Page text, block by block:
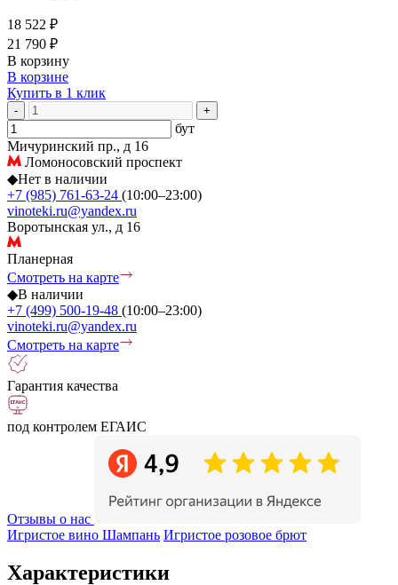
18 522 ₽
21 790 ₽
В корзину
В корзине
Купить в 1 клик
- +
бут
Мичуринский пр., д 16
Ломоносовский проспект
◆Нет в наличии
+7 (985) 761-63-24 (10:00–23:00)
vinoteki.ru@yandex.ru
Воротынская ул., д 16
Планерная
Смотреть на карте
◆В наличии
+7 (499) 500-19-48 (10:00–23:00)
vinoteki.ru@yandex.ru
Смотреть на карте
Гарантия качества
под контролем ЕГАИС
Отзывы о нас
Игристое вино Шампань Игристое розовое брют
Характеристики